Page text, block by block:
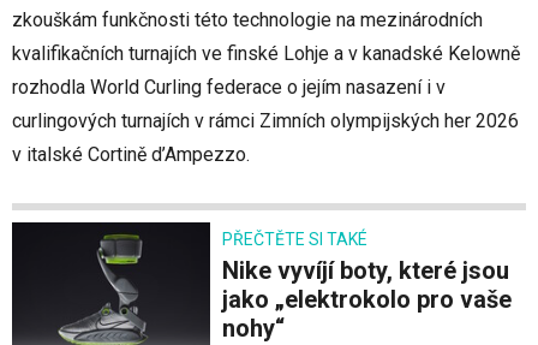
zkouškám funkčnosti této technologie na mezinárodních
kvalifikačních turnajích ve finské Lohje a v kanadské Kelowně
rozhodla World Curling federace o jejím nasazení i v
curlingových turnajích v rámci Zimních olympijských her 2026
v italské Cortině d’Ampezzo.
PŘEČTĚTE SI TAKÉ
Nike vyvíjí boty, které jsou
jako „elektrokolo pro vaše
nohy“